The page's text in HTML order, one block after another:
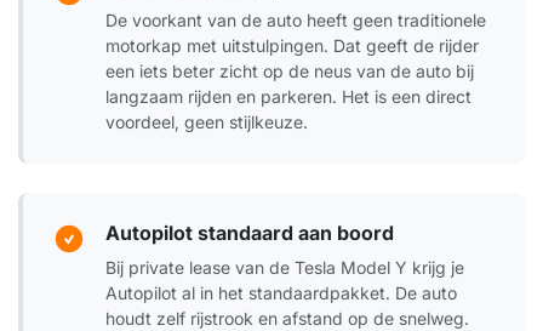
De voorkant van de auto heeft geen traditionele
motorkap met uitstulpingen. Dat geeft de rijder
een iets beter zicht op de neus van de auto bij
langzaam rijden en parkeren. Het is een direct
voordeel, geen stijlkeuze.
Autopilot standaard aan boord
Bij private lease van de Tesla Model Y krijg je
Autopilot al in het standaardpakket. De auto
houdt zelf rijstrook en afstand op de snelweg.